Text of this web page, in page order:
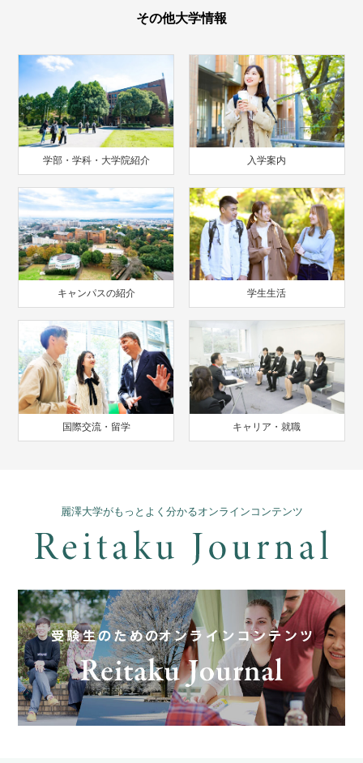
その他大学情報
学部・学科・大学院紹介 入学案内
キャンパスの紹介 学生生活
国際交流・留学 キャリア・就職
麗澤大学がもっとよく分かるオンラインコンテンツ